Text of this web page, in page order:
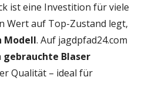
ist eine Investition für viele
Wert auf Top-Zustand legt,
Modell. Auf jagdpfad24.com
gebrauchte Blaser
Qualität – ideal für